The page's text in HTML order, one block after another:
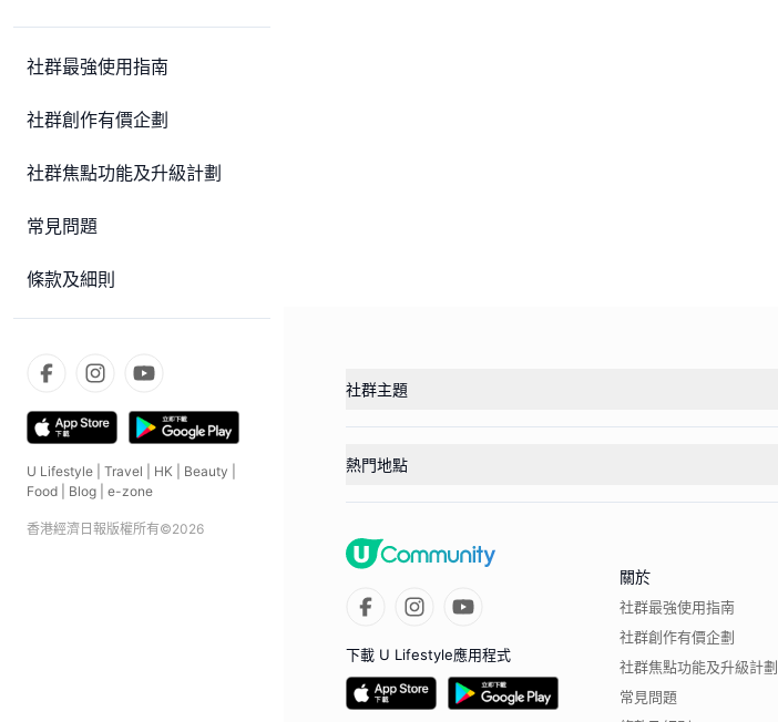
社群最強使用指南
社群創作有價企劃
社群焦點功能及升級計劃
常見問題
條款及細則
U Lifestyle Travel HK Beauty
Food
Blog e-zone
香港經濟日報版權所有©2026
社群主題
熱門地點
下載 U Lifestyle應用程式
關於
社群最強使用指南
社群創作有價企劃
社群焦點功能及升級計劃
常見問題